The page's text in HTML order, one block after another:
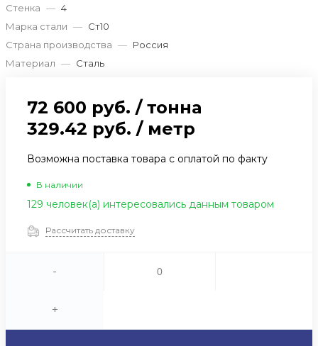
Стенка — 4
Марка стали — Ст10
Страна производства — Россия
Материал — Сталь
72 600 руб. / тонна
329.42 руб. / метр
Возможна поставка товара с оплатой по факту
В наличии
129 человек(а) интересовались данным товаром
Рассчитать доставку
-
+